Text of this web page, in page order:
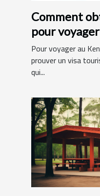
Comment
pour
Pour voyager au
prouver un visa
qui...